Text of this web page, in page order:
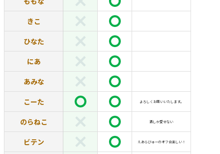
きこ
ひなた
にあ
あみな
こーた よろしくお願いいたします。
のらねこ 酒しか愛せない
ビテン えあらびゅーのオフ会楽しい！